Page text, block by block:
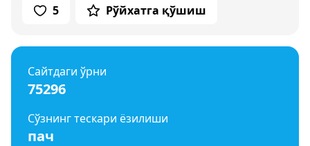
5 Рўйхатга қўшиш
Сайтдаги ўрни
75296
Сўзнинг тескари ёзилиши
пач